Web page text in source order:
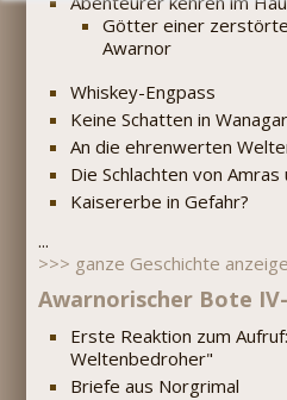
Götter einer
Awarnor
Whiskey-Engpass
Keine Schatten in
An die ehrenwerten
Die Schlachten von Amras
Kaisererbe in Gefahr?
...
>>> ganze Geschichte
Awarnorischer Bote
Erste Reaktion zum
Weltenbedroher"
Briefe aus Norgrimal